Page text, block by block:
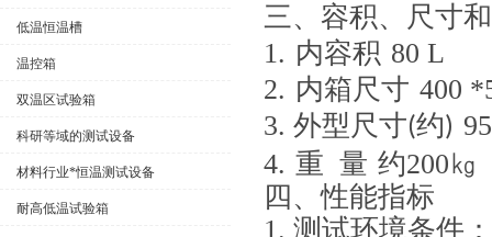
低温恒温槽
温控箱
双温区试验箱
科研等域的测试设备
材料行业*恒温测试设备
耐高低温试验箱
三、 容积、尺寸
1. 内容积 80 L
2. 内箱尺寸 400
3. 外型尺寸(约)
4. 重 量 约200㎏
四、性能指标
1. 测试环境条件